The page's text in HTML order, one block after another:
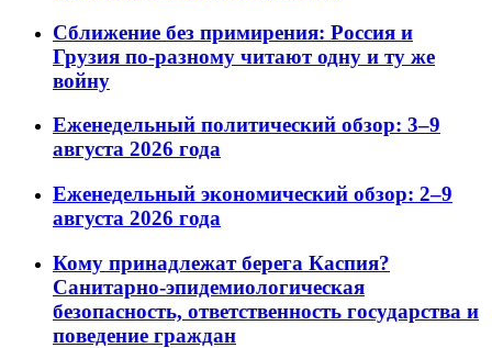
Сближение без примирения: Россия и
Грузия по-разному читают одну и ту же
войну
Еженедельный политический обзор: 3–9
августа 2026 года
Еженедельный экономический обзор: 2–9
августа 2026 года
Кому принадлежат берега Каспия?
Санитарно-эпидемиологическая
безопасность, ответственность государства и
поведение граждан